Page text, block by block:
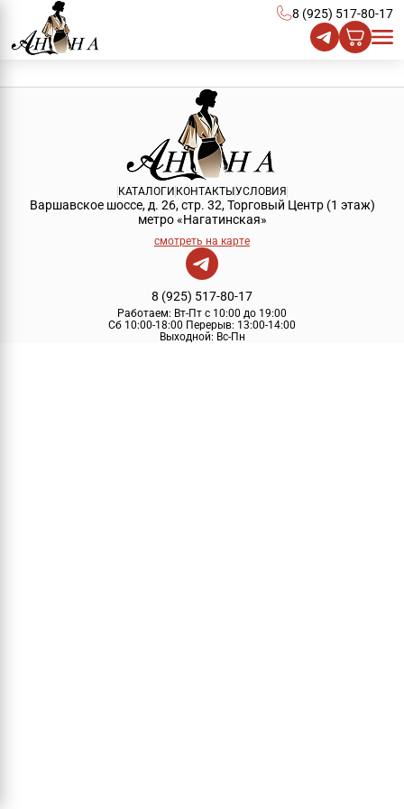
8 (925) 517-80-17
КАТАЛОГИ КОНТАКТЫУСЛОВИЯ
Варшавское шоссе, д. 26, стр. 32, Торговый Центр (1 этаж)
метро «Нагатинская»
смотреть на карте
8 (925) 517-80-17
Работаем: Вт-Пт с 10:00 до 19:00
Сб 10:00-18:00 Перерыв: 13:00-14:00
Выходной: Вс-Пн